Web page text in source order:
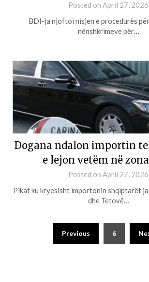
Posted on April 27, 2026
BDI-ja njoftoi nisjen e procedurës
nënshkrimeve për…
Dogana ndalon importin
e lejon vetëm në
Posted on April 27, 2026
Pikat ku kryesisht importonin shqiptarët
dhe Tetovë…
Previous 6